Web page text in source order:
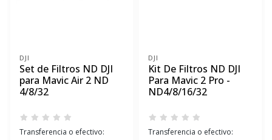
DJI
Set de Filtros ND DJI
para Mavic Air 2 ND
4/8/32
Transferencia o efectivo:
DJI
Kit De Filtros ND DJI
Para Mavic 2 Pro -
ND4/8/16/32
Transferencia o efectivo: